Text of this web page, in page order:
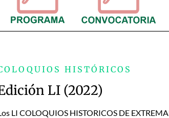
HISTÓRICOS
LI (2022)
LI COLOQUIOS HISTORICOS DE